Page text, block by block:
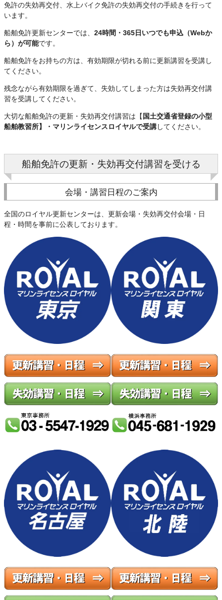
免許の失効再交付、水上バイク免許の失効再交付の手続きを行って
います。
船舶免許更新センターでは、 24時間・365日いつでも申込（Webか
ら）が可能です。
船舶免許をお持ちの方は、有効期限が切れる前に更新講習を受講し
てください。
残念ながら有効期限を過ぎて、失効してしまった方は失効再交付講
習を受講してください。
大切な船舶免許の更新・失効再交付講習は【 国土交通省登録の小型
船舶教習所】・マリンライセンスロイヤルで受講してください。
船舶免許の更新・失効再交付講習を受ける
会場・講習日程のご案内
全国のロイヤル更新センターは、更新会場・失効再交付会場・日
程・時間を事前に公表しております。